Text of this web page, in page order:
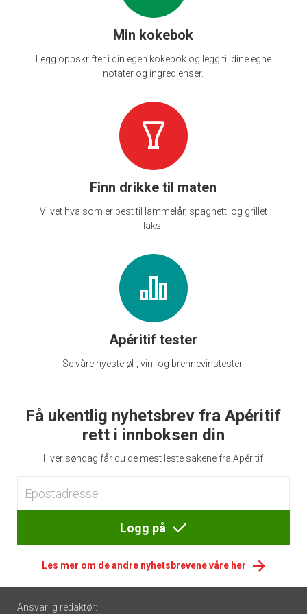
Min kokebok
Legg oppskrifter i din egen kokebok og legg til dine egne
notater og ingredienser.
Finn drikke til maten
Vi vet hva som er best til lammelår, spaghetti og grillet
laks.
Apéritif tester
Se våre nyeste øl-, vin- og brennevinstester.
Få ukentlig nyhetsbrev fra Apéritif
rett i innboksen din
Hver søndag får du de mest leste sakene fra Apéritif
Logg på
Les mer om de andre nyhetsbrevene våre her
Footer
Ansvarlig redaktør: